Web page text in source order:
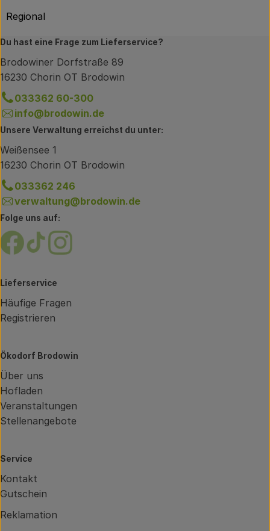
Regional
Du hast eine Frage zum Lieferservice?
Brodowiner Dorfstraße 89
16230 Chorin OT Brodowin
033362 60-300
info@brodowin.de
Unsere Verwaltung erreichst du unter:
Weißensee 1
16230 Chorin OT Brodowin
033362 246
verwaltung@brodowin.de
Folge uns auf:
Externer Link zu https://www.facebook.com/
Externer Link zu https://www.tiktok.com/
Externer Link zu https://
Lieferservice
Häufige Fragen
Registrieren
Ökodorf Brodowin
Über uns
Hofladen
Veranstaltungen
Stellenangebote
Service
Kontakt
Gutschein
Reklamation